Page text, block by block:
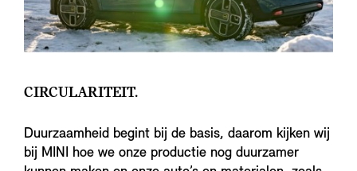
CIRCULARITEIT.
Duurzaamheid begint bij de basis, daarom kijken wij
bij MINI hoe we onze productie nog duurzamer